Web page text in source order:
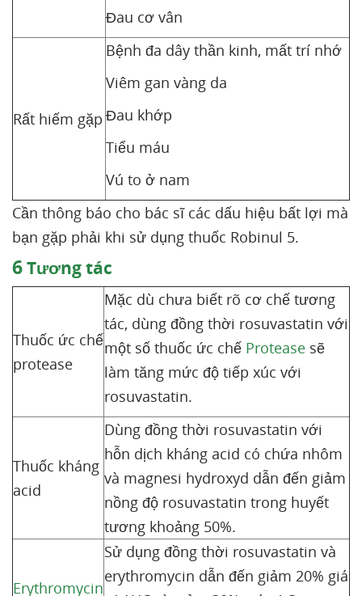
Đau cơ vân
Rất hiếm gặp
Bệnh đa dây thần kinh, mất trí nhớ
Viêm gan vàng da
Đau khớp
Tiểu máu
Vú to ở nam
Cần thông báo cho bác sĩ các dấu hiệu bất lợi mà
bạn gặp phải khi sử dụng thuốc Robinul 5.
6Tương tác
Thuốc ức chế
protease
Mặc dù chưa biết rõ cơ chế tương
tác, dùng đồng thời rosuvastatin với
một số thuốc ức chế Protease sẽ
làm tăng mức độ tiếp xúc với
rosuvastatin.
Thuốc kháng
acid
Dùng đồng thời rosuvastatin với
hỗn dịch kháng acid có chứa nhôm
và magnesi hydroxyd dẫn đến giảm
nồng độ rosuvastatin trong huyết
tương khoảng 50%.
Erythromycin
Sử dụng đồng thời rosuvastatin và
erythromycin dẫn đến giảm 20% giá